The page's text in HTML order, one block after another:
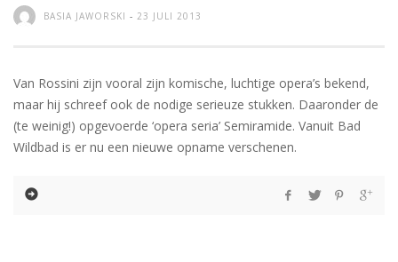
BASIA JAWORSKI - 23 JULI 2013
Van Rossini zijn vooral zijn komische, luchtige opera’s bekend,
maar hij schreef ook de nodige serieuze stukken. Daaronder de
(te weinig!) opgevoerde ‘opera seria’ Semiramide. Vanuit Bad
Wildbad is er nu een nieuwe opname verschenen.